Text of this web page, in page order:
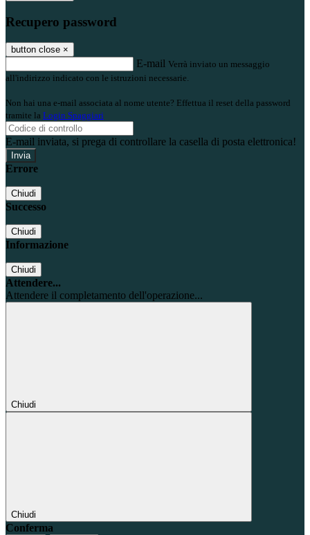
Recupero password
button close ×
E-mail Verrà inviato un messaggio
all'indirizzo indicato con le istruzioni necessarie.
Non hai una e-mail associata al nome utente? Effettua il reset della password
tramite la Login Spaggiari
E-mail inviata, si prega di controllare la casella di posta elettronica!
Errore
Chiudi
Successo
Chiudi
Informazione
Chiudi
Attendere...
Attendere il completamento dell'operazione...
Chiudi
Chiudi
Conferma